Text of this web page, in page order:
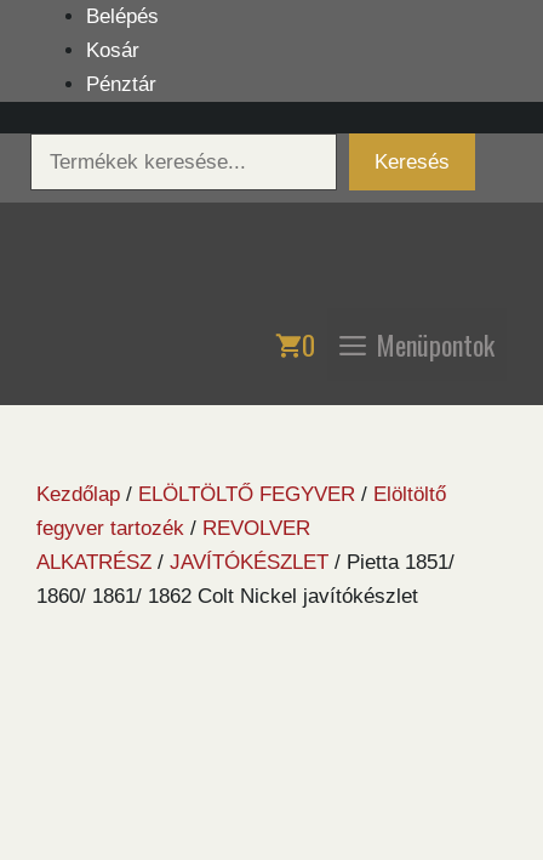
tartalomba
Belépés
Kosár
Pénztár
Keresés
Keresés
0 Menüpontok
Kezdőlap / ELÖLTÖLTŐ FEGYVER / Elöltöltő
fegyver tartozék / REVOLVER
ALKATRÉSZ / JAVÍTÓKÉSZLET / Pietta 1851/
1860/ 1861/ 1862 Colt Nickel javítókészlet